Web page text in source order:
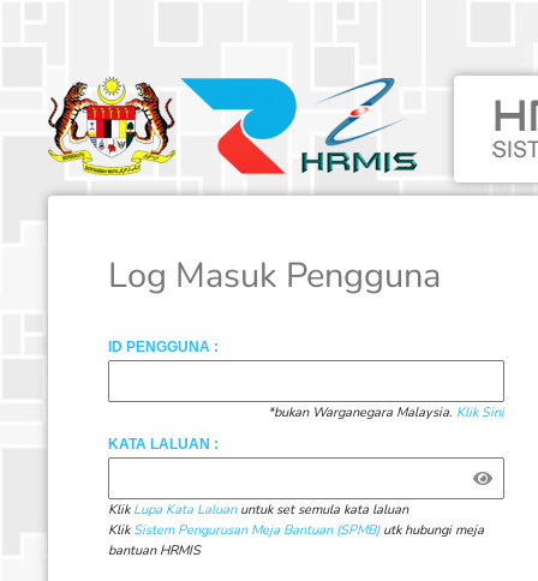
Log Masuk Pengguna
ID PENGGUNA :
*bukan Warganegara Malaysia. Klik Sini
KATA LALUAN :
Klik Lupa Kata Laluanuntuk set semula kata laluan
Klik Sistem Pengurusan Meja Bantuan (SPMB)utk hubungi meja
bantuan HRMIS